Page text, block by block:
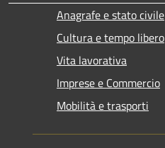
Anagrafe e stato civile
Cultura e tempo libero
Vita lavorativa
Imprese e Commercio
Mobilità e trasporti